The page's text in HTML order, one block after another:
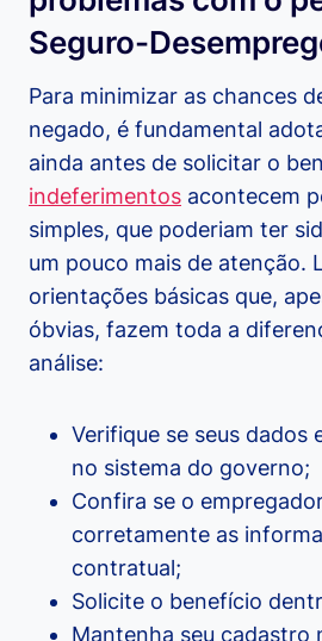
Seguro-
Para minimizar as chances
negado, é fundamental
ainda antes de solicitar o
indeferimentos acontecem
simples, que poderiam ter
um pouco mais de atenção.
orientações básicas que,
óbvias, fazem toda a
análise:
Verifique se seus dados
no sistema do governo;
Confira se o
corretamente as
contratual;
Solicite o benefício
Mantenha seu cadastro